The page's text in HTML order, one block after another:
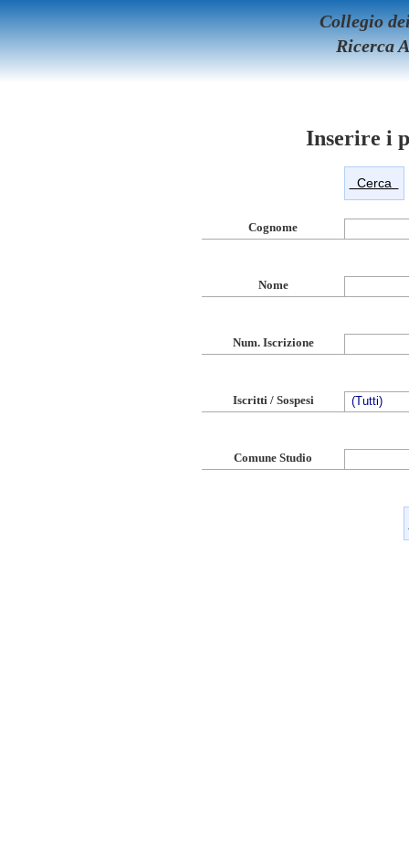
Collegio
Ricerca
Inserire i
Cognome
Nome
Num. Iscrizione
Iscritti / Sospesi
Comune Studio